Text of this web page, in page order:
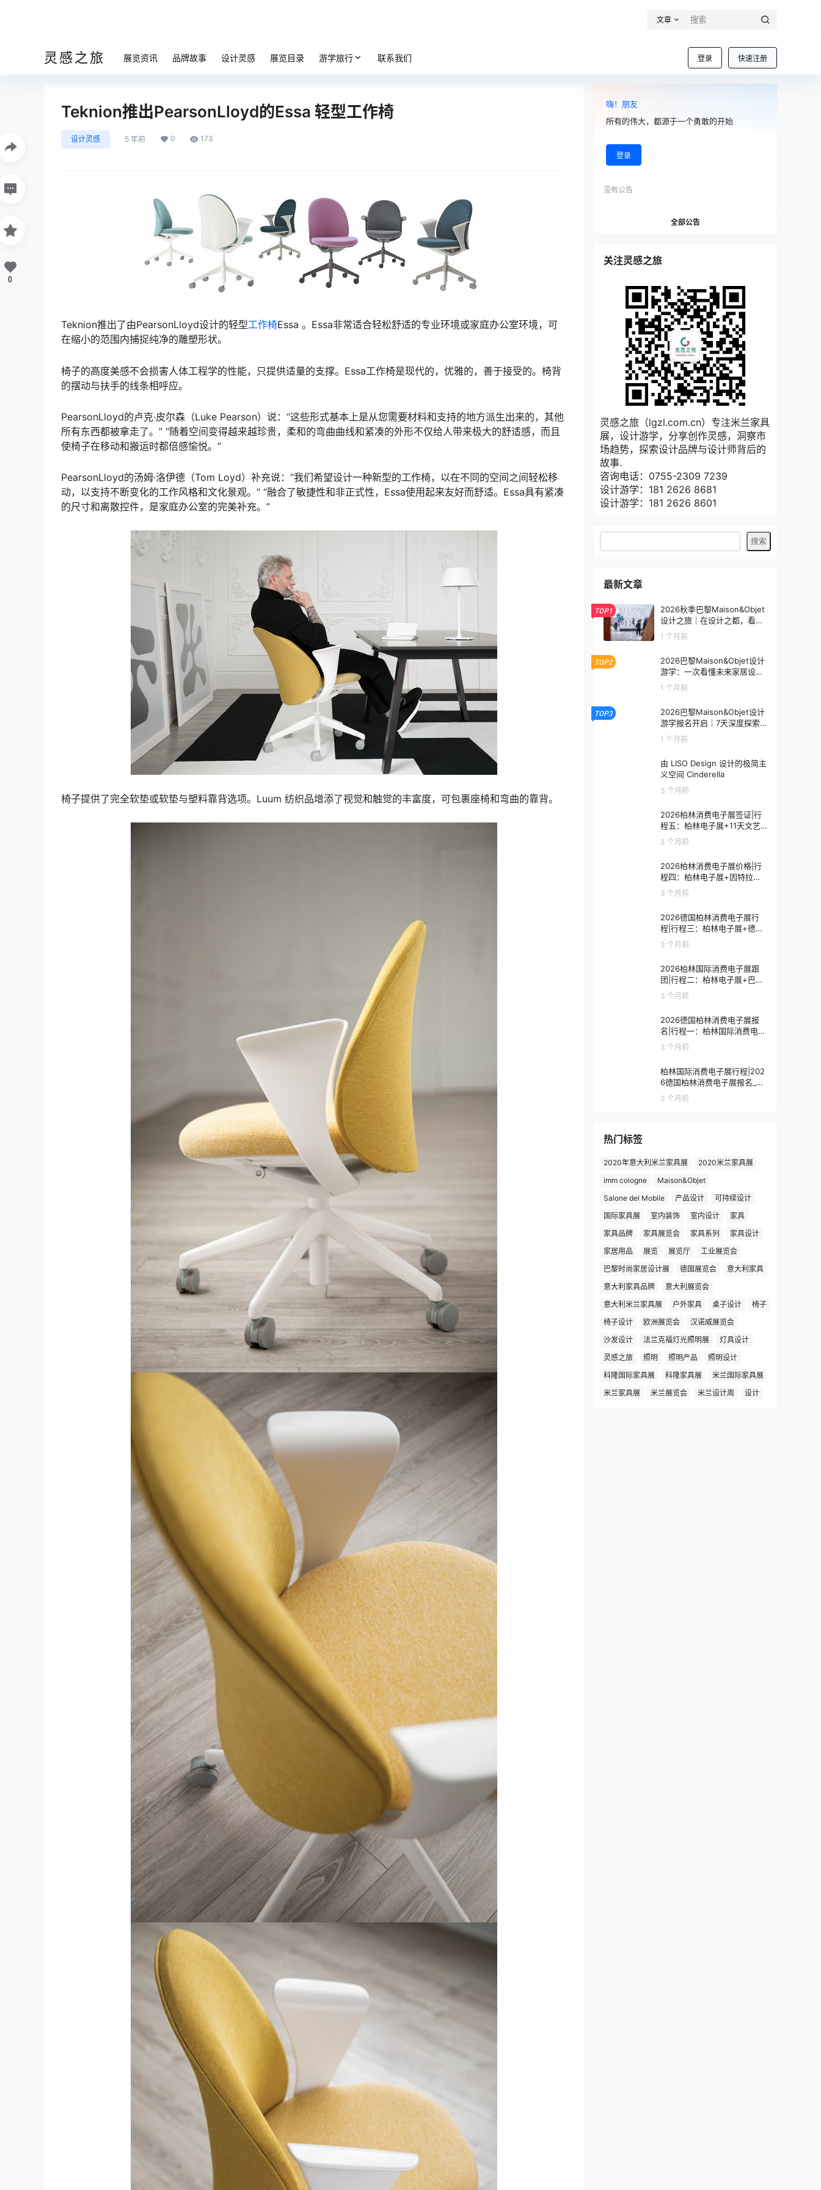
文章
灵感之旅 登录 快速注册
展览资讯 品牌故事 设计灵感 展览目录 游学旅行 联系我们
Teknion推出PearsonLloyd的Essa 轻型工作椅
设计灵感 5 年前 0 173
Teknion推出了由PearsonLloyd设计的轻型工作椅Essa 。Essa非常适合轻松舒适的专业环境或家庭办公室环境，可
在缩小的范围内捕捉纯净的雕塑形状。
椅子的高度美感不会损害人体工程学的性能，只提供适量的支撑。Essa工作椅是现代的，优雅的，善于接受的。椅背
的摆动与扶手的线条相呼应。
PearsonLloyd的卢克·皮尔森（Luke Pearson）说：“这些形式基本上是从您需要材料和支持的地方派生出来的，其他
所有东西都被拿走了。” “随着空间变得越来越珍贵，柔和的弯曲曲线和紧凑的外形不仅给人带来极大的舒适感，而且
使椅子在移动和搬运时都倍感愉悦。”
PearsonLloyd的汤姆·洛伊德（Tom Loyd）补充说：“我们希望设计一种新型的工作椅，以在不同的空间之间轻松移
动，以支持不断变化的工作风格和文化景观。” “融合了敏捷性和非正式性，Essa使用起来友好而舒适。Essa具有紧凑
的尺寸和离散控件，是家庭办公室的完美补充。”
椅子提供了完全软垫或软垫与塑料靠背选项。Luum 纺织品增添了视觉和触觉的丰富度，可包裹座椅和弯曲的靠背。
0
嗨！朋友
所有的伟大，都源于一个勇敢的开始
登录
没有公告
全部公告
关注灵感之旅
灵感之旅（lgzl.com.cn）专注米兰家具
展，设计游学，分享创作灵感，洞察市
场趋势，探索设计品牌与设计师背后的
故事.
咨询电话：0755-2309 7239
设计游学：181 2626 8681
设计游学：181 2626 8601
最新文章
TOP1
2026秋季巴黎Maison&Objet
设计之旅｜在设计之都，看见
未来生活的模样
1 个月前
TOP2
2026巴黎Maison&Objet设计
游学：一次看懂未来家居设计
趋势
1 个月前
TOP3
2026巴黎Maison&Objet设计
游学报名开启｜7天深度探索
全球家居设计趋势
1 个月前
由 LISO Design 设计的极简主
义空间 Cinderella
3 个月前
2026柏林消费电子展签证|行
程五：柏林电子展+11天文艺
复兴之旅
3 个月前
2026柏林消费电子展价格|行
程四：柏林电子展+因特拉肯1
0天浪漫之旅
3 个月前
2026德国柏林消费电子展行
程|行程三：柏林电子展+德国
9天人文之旅
3 个月前
2026柏林国际消费电子展跟
团|行程二：柏林电子展+巴黎
8天艺术之旅
3 个月前
2026德国柏林消费电子展报
名|行程一：柏林国际消费电子
展观展7天
3 个月前
柏林国际消费电子展行程|202
6德国柏林消费电子展报名_价
格_门票_签证
3 个月前
热门标签
2020年意大利米兰家具展
2020米兰家具展
imm cologne
Maison&Objet
Salone del Mobile
产品设计
可持续设计
国际家具展
室内装饰 室内设计
家具
家具品牌
家具展览会 家具系列
家具设计
家居用品
展览 展览厅
工业展览会
巴黎时尚家居设计展
德国展览会
意大利家具
意大利家具品牌
意大利展览会
意大利米兰家具展
户外家具 桌子设计
椅子
椅子设计
欧洲展览会
汉诺威展览会
沙发设计
法兰克福灯光照明展
灯具设计
灵感之旅
照明 照明产品
照明设计
科隆国际家具展
科隆家具展
米兰国际家具展
米兰家具展
米兰展览会 米兰设计周 设计